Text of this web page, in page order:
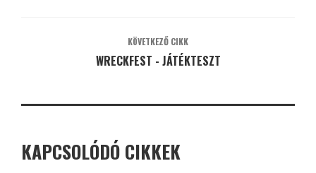
KÖVETKEZŐ CIKK
WRECKFEST - JÁTÉKTESZT
KAPCSOLÓDÓ CIKKEK